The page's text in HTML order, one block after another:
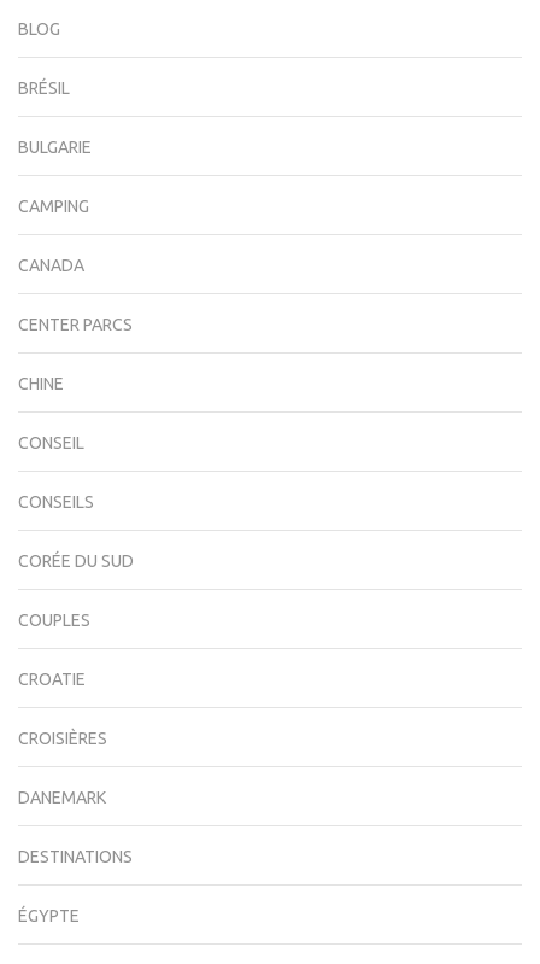
BLOG
BRÉSIL
BULGARIE
CAMPING
CANADA
CENTER PARCS
CHINE
CONSEIL
CONSEILS
CORÉE DU SUD
COUPLES
CROATIE
CROISIÈRES
DANEMARK
DESTINATIONS
ÉGYPTE